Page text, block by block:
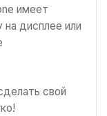
имеет
дисплее или
свой